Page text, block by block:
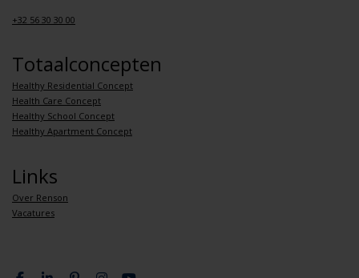
+32 56 30 30 00
Totaalconcepten
Healthy Residential Concept
Health Care Concept
Healthy School Concept
Healthy Apartment Concept
Links
Over Renson
Vacatures